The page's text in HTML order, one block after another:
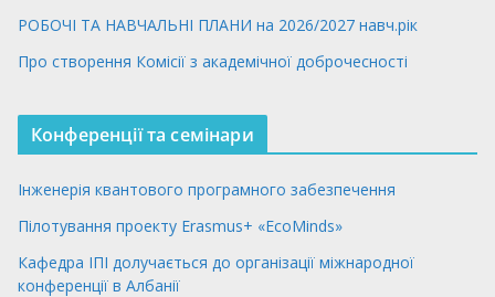
РОБОЧІ ТА НАВЧАЛЬНІ ПЛАНИ на 2026/2027 навч.рік
Про створення Комісії з академічної доброчесності
Конференції та семінари
Інженерія квантового програмного забезпечення
Пілотування проекту Erasmus+ «EcoMinds»
Кафедра ІПІ долучається до організації міжнародної
конференції в Албанії